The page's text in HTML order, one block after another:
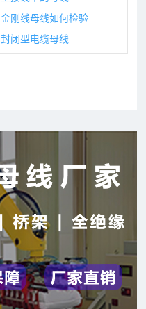
金刚线母线如何检验
封闭型电缆母线